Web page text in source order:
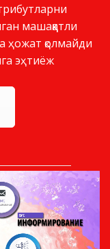
машаққатли
ҳожат қолмайди
эҳтиёж